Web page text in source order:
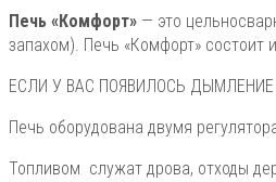
Печь «Комфорт» — это
запахом). Печь «Комфорт»
ЕСЛИ У ВАС ПОЯВИЛОСЬ
Печь оборудована двумя
Топливом служат дрова, отходы